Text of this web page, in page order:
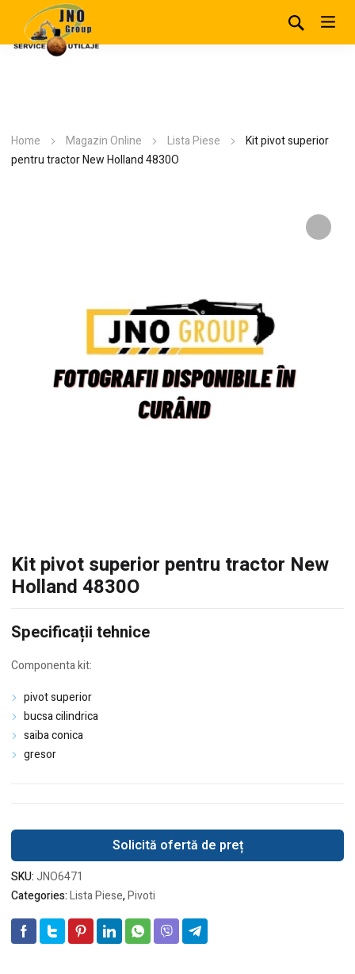
Home Magazin Online Lista Piese
Kit pivot superior
pentru tractor New Holland 4830O
Kit pivot superior pentru tractor New
Holland 4830O
Specificații tehnice
Componenta kit:
pivot superior
bucsa cilindrica
saiba conica
gresor
Solicită ofertă de preț
SKU:JNO6471
Categories:Lista Piese,Pivoti